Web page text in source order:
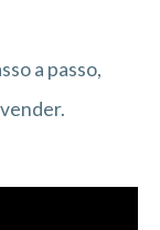
a passo,